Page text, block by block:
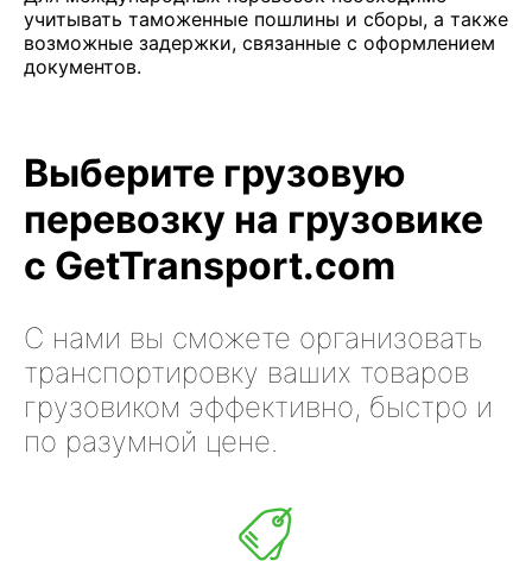
учитывать таможенные пошлины и сборы, а также
возможные задержки, связанные с оформлением
документов.
Выберите грузовую
перевозку на грузовике
с GetTransport.com
С нами вы сможете организовать
транспортировку ваших товаров
грузовиком эффективно, быстро и
по разумной цене.